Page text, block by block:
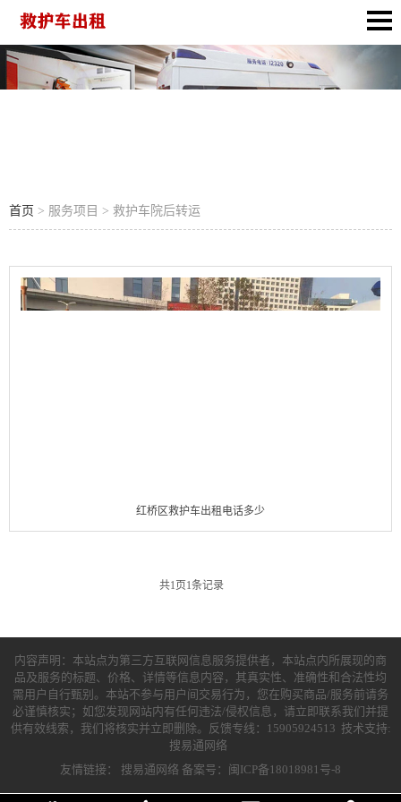
首页 > 服务项目 > 救护车院后转运
红桥区救护车出租电话多少
共1 页1条记录
内容声明：本站点为第三方互联网信息服务提供者，本站点内所展现的商
品及服务的标题、价格、详情等信息内容，其真实性、准确性和合法性均
需用户自行甄别。本站不参与用户间交易行为，您在购买商品/服务前请务
必谨慎核实；如您发现网站内有任何违法/侵权信息，请立即联系我们并提
供有效线索，我们将核实并立即删除。反馈专线：15905924513 技术支持:
搜易通网络
友情链接： 搜易通网络 备案号：闽ICP备18018981号-8